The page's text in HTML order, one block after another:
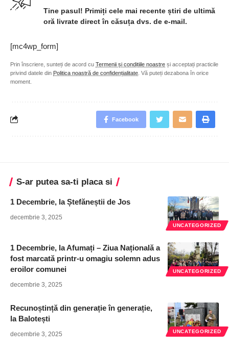
Tine pasul! Primiți cele mai recente știri de ultimă
oră livrate direct în căsuța dvs. de e-mail.
[mc4wp_form]
Prin înscriere, sunteți de acord cu Termenii și condițiile noastre și acceptați practicile
privind datele din Politica noastră de confidențialitate . Vă puteți dezabona în orice
moment.
Facebook
S-ar putea sa-ti placa si
UNCATEGORIZED
1 Decembrie, la Ștefăneștii de Jos
decembrie 3, 2025
UNCATEGORIZED
1 Decembrie, la Afumați – Ziua Națională a
fost marcată printr-u omagiu solemn adus
eroilor comunei
decembrie 3, 2025
UNCATEGORIZED
Recunoștință din generație în generație,
la Balotești
decembrie 3, 2025